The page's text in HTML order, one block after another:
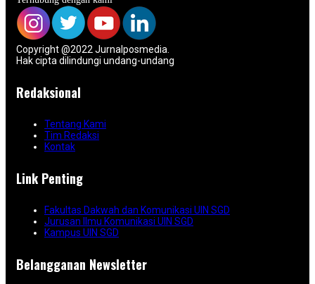
Copyright @2022 Jurnalposmedia.
Hak cipta dilindungi undang-undang
Redaksional
Tentang Kami
Tim Redaksi
Kontak
Link Penting
Fakultas Dakwah dan Komunikasi UIN SGD
Jurusan Ilmu Komunikasi UIN SGD
Kampus UIN SGD
Belangganan Newsletter